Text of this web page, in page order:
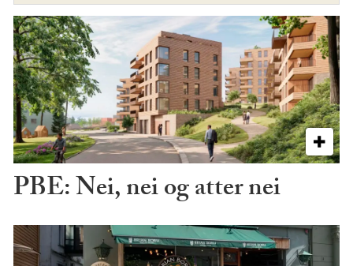
PBE: Nei, nei og atter nei